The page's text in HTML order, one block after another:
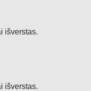
išverstas.
išverstas.